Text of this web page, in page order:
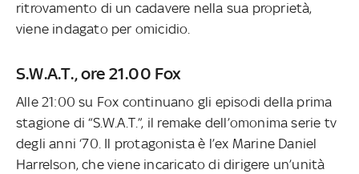
ritrovamento di un cadavere nella sua proprietà,
viene indagato per omicidio.
S.W.A.T., ore 21.00 Fox
Alle 21:00 su Fox continuano gli episodi della prima
stagione di “S.W.A.T.”, il remake dell’omonima serie tv
degli anni ‘70. Il protagonista è l’ex Marine Daniel
Harrelson, che viene incaricato di dirigere un’unità